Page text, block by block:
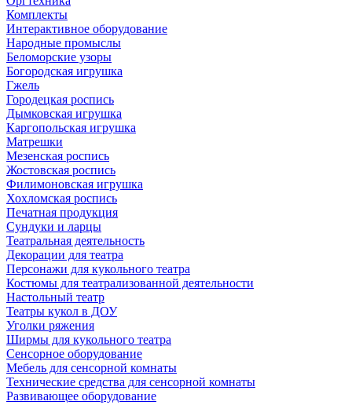
Комплекты
Интерактивное оборудование
Народные промыслы
Беломорские узоры
Богородская игрушка
Гжель
Городецкая роспись
Дымковская игрушка
Каргопольская игрушка
Матрешки
Мезенская роспись
Жостовская роспись
Филимоновская игрушка
Хохломская роспись
Печатная продукция
Сундуки и ларцы
Театральная деятельность
Декорации для театра
Персонажи для кукольного театра
Костюмы для театрализованной деятельности
Настольный театр
Театры кукол в ДОУ
Уголки ряжения
Ширмы для кукольного театра
Сенсорное оборудование
Мебель для сенсорной комнаты
Технические средства для сенсорной комнаты
Развивающее оборудование